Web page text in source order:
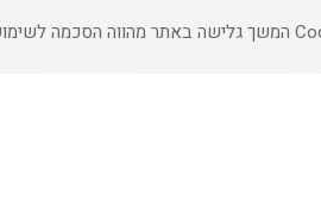
נתניה
עכו